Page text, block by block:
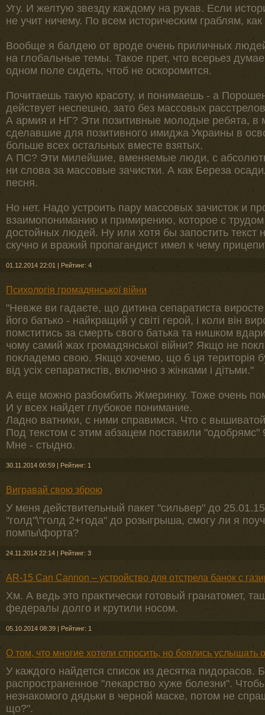
Угу. И желтую звезду каждому на рукав. Если
не учит ничему. По всем историческим граблям,
Вообще я балдею от вроде очень приличных
на глобальные темы. Такое прет, что всерьез
одном поле сидеть, чтоб не оскоромится.
Почитаешь такую красоту, и понимаешь - а
действует неспешно, зато без массовых
А армия и НГ? Эти позитивные молодые ребята, в
сделавшие для позитивного имиджа Украины в
больше всех остальных вместе взятых.
А ПС? Эти милейшие, вменяемые люди, с
ни слова за массовые зачистки. А как Береза
песня.
Но нет. Надо устроить пару массовых зачисток и
взаимопониманию и примирению, которое с
достойных людей. Ну или хотя бы запостить текст
скучно и вражий пропагандист имел к чему
01.12.2014 22:01 | Рейтинг: 4
Психологія громадянської війни
"Невже ви гадаєте, що дитина сепаратиста
його батько - найкращий у світі герой, і коли він
помститись за смерть свого батька та нишком
чому самий жах громадянської війни? Якщо не
покладемо свою. Якщо хочемо, що б ця територія
від усіх сепаратистів, включно з жінками і дітьми."
А еще можно разбомбить Жмеринку. Тоже очень
И у всех найдет глубокое понимание.
Ладно ватники, с ними справимся. Что с
Под текстом с этим абзацем поставили "одобрямс"
Мне - стыдно.
30.11.2014 00:59 | Рейтинг: 1
Вигравай свою зброю
У меня действительный пакет "сильвер" до
"голд"\"голд 2+года" до розыгрыша, смогу ли я
помпы\форта?
24.11.2014 22:14 | Рейтинг: 3
AR-15 Can Cannon – устройство для отстрела банок с
Хм. А ведь это практически готовый гранатомет,
федералы долго и крутили носом.
05.10.2014 08:39 | Рейтинг: 1
О том, что многие хотели спросить, но боялись услышать
У каждого найдется список из десятка пидорасов.
распространенное "лекарство хуже болезни".
незнакомого дядьки в черной маске, потом не
що?".